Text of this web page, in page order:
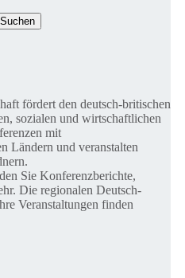
fördert den deutsch-britischen
sozialen und wirtschaftlichen
mit
Ländern und veranstalten
Sie Konferenzberichte,
Die regionalen Deutsch-
Veranstaltungen finden